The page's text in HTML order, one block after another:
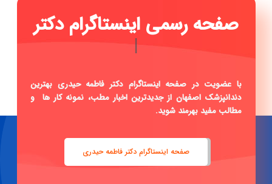
صفحه|
دندانپزشک اصفهان از جدیدترین اخبار مطب، نمونه کار ها و
مطالب مفید بهرمند شوید.